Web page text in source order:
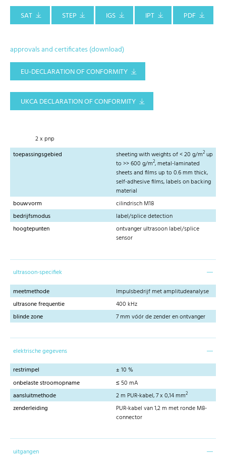
SAT
STEP IGS IPT PDF
approvals and certificates (download)
EU-DECLARATION OF CONFORMITY
UKCA DECLARATION OF CONFORMITY
2 x pnp
toepassingsgebied
sheeting with weights of < 20 g/m2 up
to >> 600 g/m2, metal-laminated
sheets and films up to 0.6 mm thick,
self-adhesive films, labels on backing
material
bouwvorm
cilindrisch M18
bedrijfsmodus
label/splice detection
hoogtepunten
ontvanger ultrasoon label/splice
sensor
ultrasoon-specifiek
meetmethode
Impulsbedrijf met amplitudeanalyse
ultrasone frequentie
400 kHz
blinde zone
7 mm vóór de zender en ontvanger
elektrische gegevens
restrimpel
± 10 %
onbelaste stroomopname
≤ 50 mA
aansluitmethode
2 m PUR-kabel, 7 x 0,14 mm2
zenderleiding
PUR-kabel van 1,2 m met ronde M8-
connector
uitgangen